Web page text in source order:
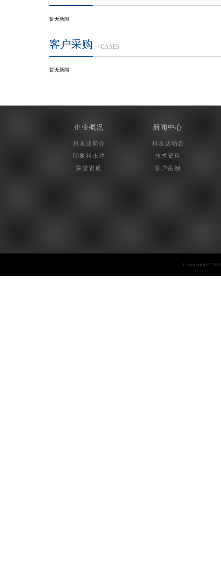
暂无新闻
客户采购 / CASES
暂无新闻
企业概况
科永达简介
印象科永达
荣誉资质
新闻中心
科永达动态
技术资料
客户案例